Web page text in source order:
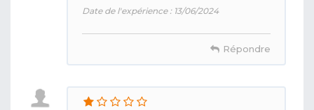
Date de l'expérience : 13/06/2024
Répondre